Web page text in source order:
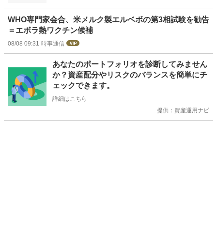
WHO専門家会合、米メルク製エルベボの第3相試験を勧告
＝エボラ熱ワクチン候補
08/08 09:31 時事通信
あなたのポートフォリオを診断してみません
か？資産配分やリスクのバランスを簡単にチ
ェックできます。
詳細はこちら
提供：資産運用ナビ